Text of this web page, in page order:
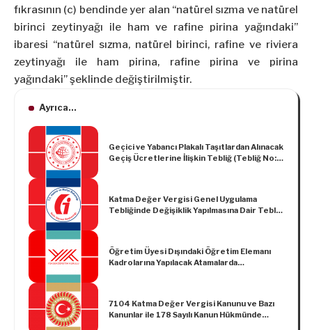
fıkrasının (c) bendinde yer alan “natürel sızma ve natürel
birinci zeytinyağı ile ham ve rafine pirina yağındaki”
ibaresi “natürel sızma, natürel birinci, rafine ve riviera
zeytinyağı ile ham pirina, rafine pirina ve pirina
yağındaki” şeklinde değiştirilmiştir.
Ayrıca...
Geçici ve Yabancı Plakalı Taşıtlardan Alınacak
Geçiş Ücretlerine İlişkin Tebliğ (Tebliğ No:
Katma Değer Vergisi Genel Uygulama
Tebliğinde Değişiklik Yapılmasına Dair Tebliğ
Öğretim Üyesi Dışındaki Öğretim Elemanı
Kadrolarına Yapılacak Atamalarda
Yönetmelik
7104 Katma Değer Vergisi Kanunu ve Bazı
Kanunlar ile 178 Sayılı Kanun Hükmünde